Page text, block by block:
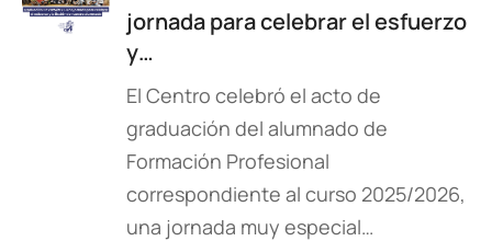
jornada para celebrar el esfuerzo
y…
El Centro celebró el acto de
graduación del alumnado de
Formación Profesional
correspondiente al curso 2025/2026,
una jornada muy especial…